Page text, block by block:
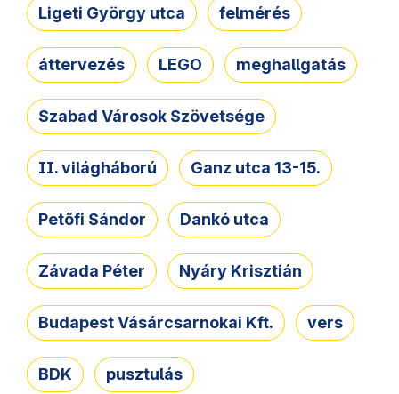
Ligeti György utca felmérés
áttervezés LEGO meghallgatás
Szabad Városok Szövetsége
II. világháború Ganz utca 13-15.
Petőfi Sándor Dankó utca
Závada Péter Nyáry Krisztián
Budapest Vásárcsarnokai Kft. vers
BDK pusztulás